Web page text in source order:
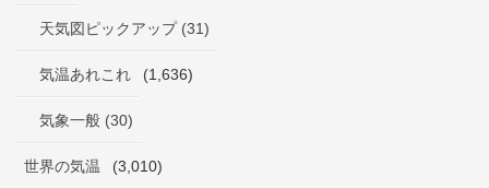
天気図ピックアップ (31)
気温あれこれ (1,636)
気象一般 (30)
世界の気温 (3,010)